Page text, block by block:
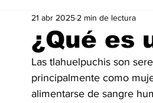
Cinematografía México
¿Qué es
21 abr 2025 2 min de lectura
Las tlahuelpuchis son
principalmente como
alimentarse de sangre